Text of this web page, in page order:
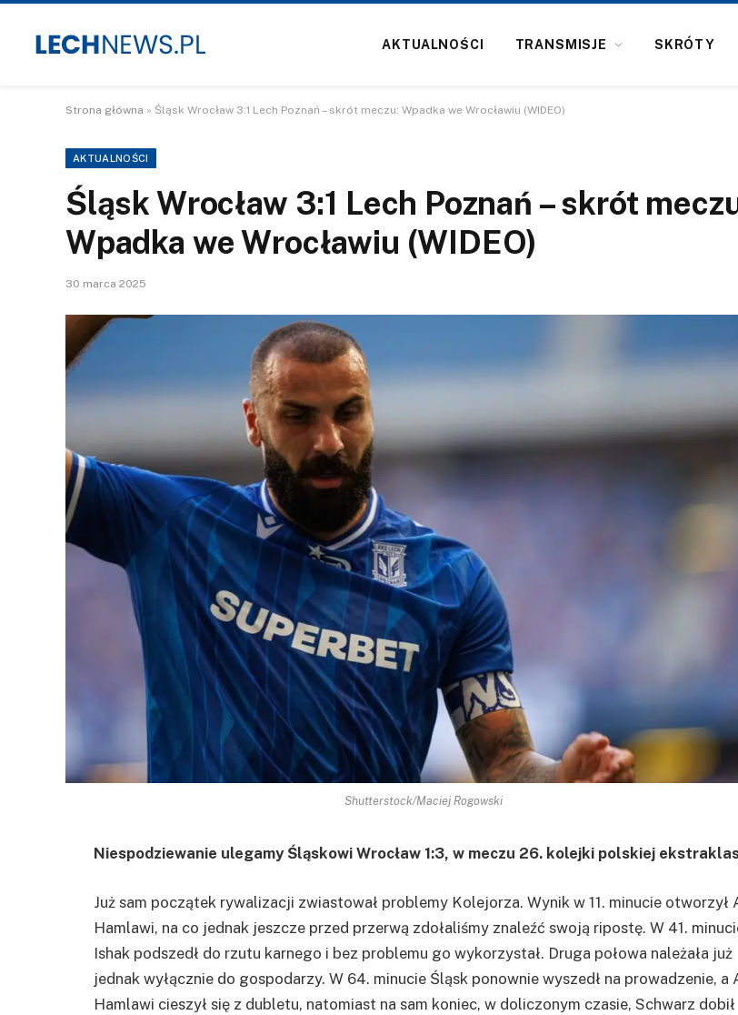
AKTUALNOŚCI TRANSMISJE SKRÓTY
Strona główna » Śląsk Wrocław 3:1 Lech Poznań – skrót meczu: Wpadka we Wrocławiu (WIDEO)
AKTUALNOŚCI
Śląsk Wrocław 3:1 Lech Poznań – skrót
Wpadka we Wrocławiu (WIDEO)
30 marca 2025
Shutterstock/Maciej Rogowski
Niespodziewanie ulegamy Śląskowi Wrocław 1:3, w meczu 26. kolejki polskiej
Już sam początek rywalizacji zwiastował problemy Kolejorza. Wynik w 11. minucie otworzył
Hamlawi, na co jednak jeszcze przed przerwą zdołaliśmy znaleźć swoją ripostę. W 41.
Ishak podszedł do rzutu karnego i bez problemu go wykorzystał. Druga połowa należała już
jednak wyłącznie do gospodarzy. W 64. minucie Śląsk ponownie wyszedł na prowadzenie, a
Hamlawi cieszył się z dubletu, natomiast na sam koniec, w doliczonym czasie, Schwarz dobił